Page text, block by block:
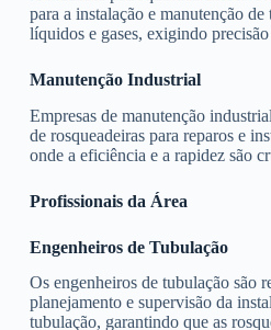
para a instalação e manutenção
líquidos e gases, exigindo precisão
Manutenção Industrial
Empresas de manutenção
de rosqueadeiras para reparos e
onde a eficiência e a rapidez são
Profissionais da Área
Engenheiros de Tubulação
Os engenheiros de tubulação são
planejamento e supervisão da
tubulação, garantindo que as